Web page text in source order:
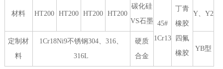
材料 HT200 HT200 HT200 HT200
碳化硅
VS石墨 45#
1Cr13
丁青
橡胶
四氟
橡胶
Y、Y2
定制材
料
1Cr18Ni9不锈钢304、316、
316L
硬质
合金
YB型